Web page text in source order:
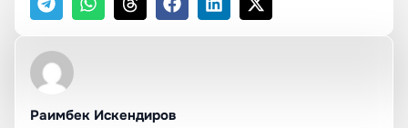
Раимбек Искендиров